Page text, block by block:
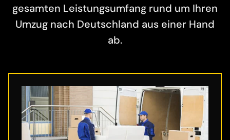
gesamten Leistungsumfang rund um Ihren
Umzug nach Deutschland aus einer Hand
ab.